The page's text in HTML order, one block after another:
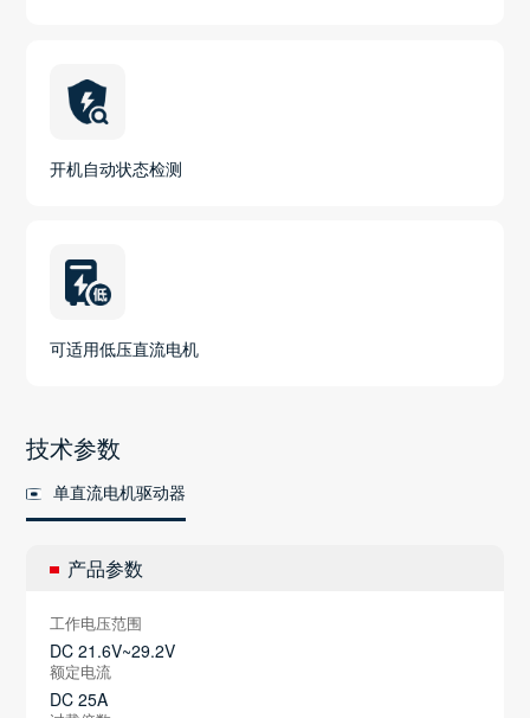
开机自动状态检测
可适用低压直流电机
技术参数
单直流电机驱动器
产品参数
工作电压范围
DC 21.6V~29.2V
额定电流
DC 25A